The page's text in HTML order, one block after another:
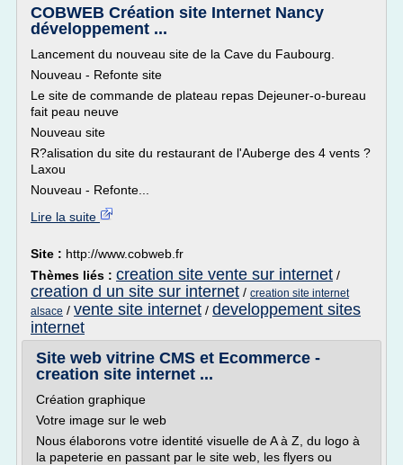
COBWEB Création site Internet Nancy
développement ...
Lancement du nouveau site de la Cave du Faubourg.
Nouveau - Refonte site
Le site de commande de plateau repas Dejeuner-o-bureau
fait peau neuve
Nouveau site
R?alisation du site du restaurant de l'Auberge des 4 vents ?
Laxou
Nouveau - Refonte...
Lire la suite
Site : http://www.cobweb.fr
Thèmes liés : creation site vente sur internet /
creation d un site sur internet / creation site internet
alsace / vente site internet / developpement sites
internet
Site web vitrine CMS et Ecommerce -
creation site internet ...
Création graphique
Votre image sur le web
Nous élaborons votre identité visuelle de A à Z, du logo à
la papeterie en passant par le site web, les flyers ou